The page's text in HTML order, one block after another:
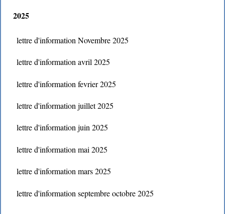
2025
lettre d'information Novembre 2025
lettre d'information avril 2025
lettre d'information fevrier 2025
lettre d'information juillet 2025
lettre d'information juin 2025
lettre d'information mai 2025
lettre d'information mars 2025
lettre d'information septembre octobre 2025